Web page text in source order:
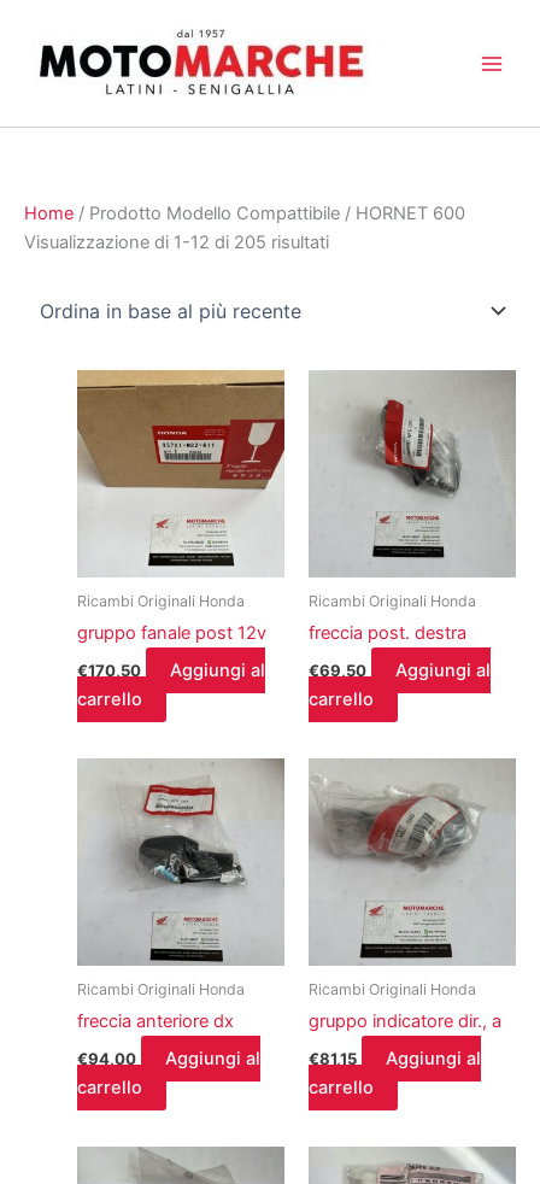
contenuto
Home / Prodotto Modello Compattibile / HORNET 600
Visualizzazione di 1-12 di 205 risultatiOrdina
Ricambi Originali Honda
gruppo fanale post 12v
€170,50
Aggiungi al
carrello
Ricambi Originali Honda
freccia post. destra
€69,50
Aggiungi al
carrello
Ricambi Originali Honda
freccia anteriore dx
€94,00
Aggiungi al
carrello
Ricambi Originali Honda
gruppo indicatore dir., a
€81,15
Aggiungi al
carrello